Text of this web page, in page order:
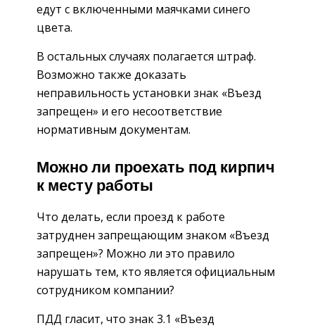
едут с включенными маячками синего
цвета.
В остальных случаях полагается штраф.
Возможно также доказать
неправильность установки знак «Въезд
запрещен» и его несоответствие
нормативным документам.
Можно ли проехать под кирпич
к месту работы
Что делать, если проезд к работе
затруднен запрещающим знаком «Въезд
запрещен»? Можно ли это правило
нарушать тем, кто является официальным
сотрудником компании?
ПДД гласит, что знак 3.1 «Въезд